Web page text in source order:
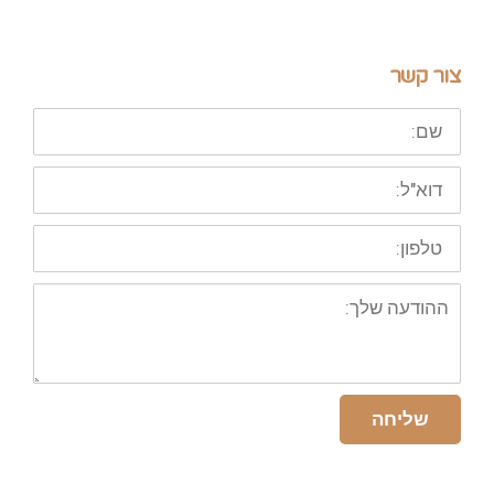
צור קשר
שם:
דוא"ל:
טלפון:
ההודעה
שלך:
שליחה